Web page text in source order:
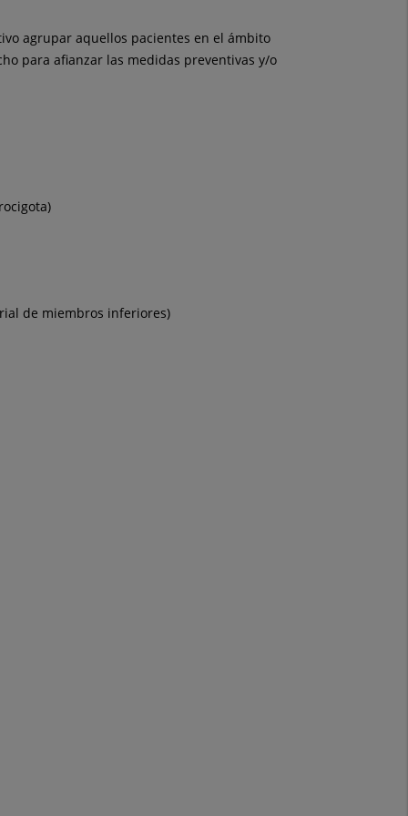
agrupar aquellos pacientes en el ámbito
para afianzar las medidas preventivas y/o
de miembros inferiores)